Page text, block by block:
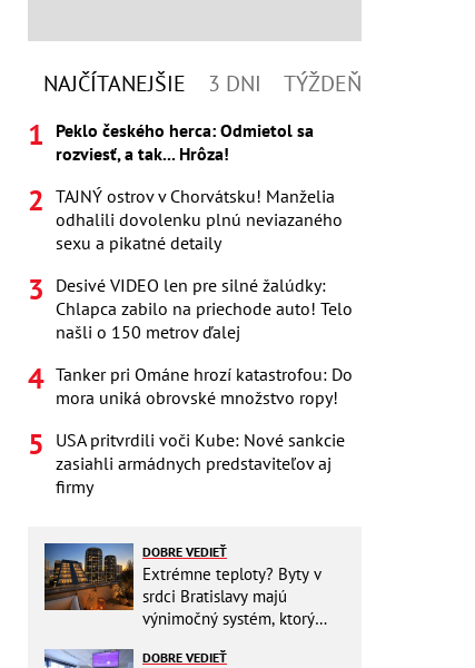
NAJČÍTANEJŠIE 3 DNI TÝŽDEŇ
Peklo českého herca: Odmietol sa
rozviesť, a tak... Hrôza!
TAJNÝ ostrov v Chorvátsku! Manželia
odhalili dovolenku plnú neviazaného
sexu a pikatné detaily
Desivé VIDEO len pre silné žalúdky:
Chlapca zabilo na priechode auto! Telo
našli o 150 metrov ďalej
Tanker pri Ománe hrozí katastrofou: Do
mora uniká obrovské množstvo ropy!
USA pritvrdili voči Kube: Nové sankcie
zasiahli armádnych predstaviteľov aj
firmy
DOBRE VEDIEŤ
Extrémne teploty? Byty v
srdci Bratislavy majú
výnimočný systém, ktorý
DOBRE VEDIEŤ